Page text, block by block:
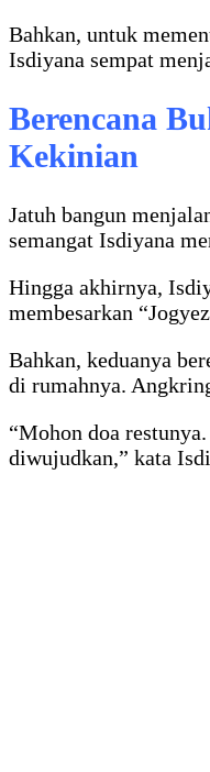
Bahkan, untuk
Isdiyana sempat
Berencana
Kekinian
Jatuh bangun
semangat Isdiyana
Hingga akhirnya,
membesarkan
Bahkan, keduanya
di rumahnya.
“Mohon doa
diwujudkan,” kata